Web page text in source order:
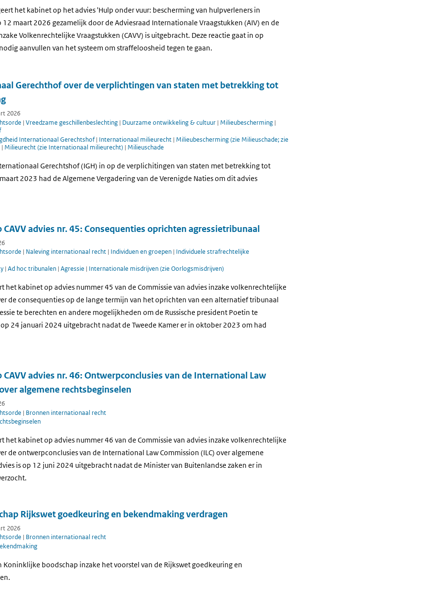
het kabinet op het advies 'Hulp onder vuur: bescherming van hulpverleners in
maart 2026 gezamelijk door de Adviesraad Internationale Vraagstukken (AIV) en de
Volkenrechtelijke Vraagstukken (CAVV) is uitgebracht. Deze reactie gaat in op
aanvullen van het systeem om straffeloosheid tegen te gaan.
Gerechthof over de verplichtingen van staten met betrekking tot
2026
| Vreedzame geschillenbeslechting | Duurzame ontwikkeling & cultuur | Milieubescherming |
Internationaal Gerechtshof| Internationaal milieurecht | Milieubescherming (zie Milieuschade; zie
| Milieurecht (zie Internationaal milieurecht) | Milieuschade
Gerechtshof (IGH) in op de verplichitingen van staten met betrekking tot
2023 had de Algemene Vergadering van de Verenigde Naties om dit advies
advies nr. 45: Consequenties oprichten agressietribunaal
| Naleving internationaal recht | Individuen en groepen | Individuele strafrechtelijke
| Ad hoc tribunalen | Agressie | Internationale misdrijven (zie Oorlogsmisdrijven)
het kabinet op advies nummer 45 van de Commissie van advies inzake volkenrechtelijke
de consequenties op de lange termijn van het oprichten van een alternatief tribunaal
te berechten en andere mogelijkheden om de Russische president Poetin te
24 januari 2024 uitgebracht nadat de Tweede Kamer er in oktober 2023 om had
advies nr. 46: Ontwerpconclusies van de International Law
algemene rechtsbeginselen
| Bronnen internationaal recht
het kabinet op advies nummer 46 van de Commissie van advies inzake volkenrechtelijke
de ontwerpconclusies van de International Law Commission (ILC) over algemene
is op 12 juni 2024 uitgebracht nadat de Minister van Buitenlandse zaken er in
Rijkswet goedkeuring en bekendmaking verdragen
2026
| Bronnen internationaal recht
Koninklijke boodschap inzake het voorstel van de Rijkswet goedkeuring en